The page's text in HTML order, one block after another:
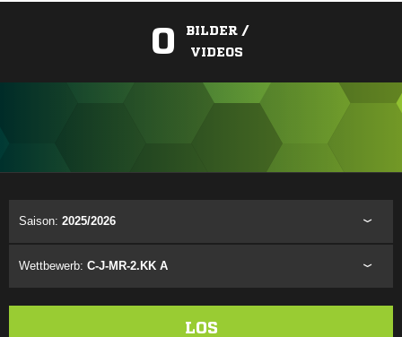
0
BILDER /
VIDEOS
Saison: 2025/2026
Wettbewerb: C-J-MR-2.KK A
LOS